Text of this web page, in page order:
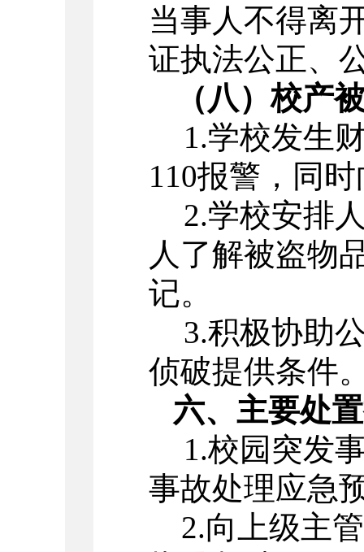
当事人不得离
证执法公正、
（八）校产
1.学校发生
110报警，同
2.学校安排
人了解被盗物
记。
3.积极协助
侦破提供条件
六、主要处
1.校园突发
事故处理应急
2.向上级主